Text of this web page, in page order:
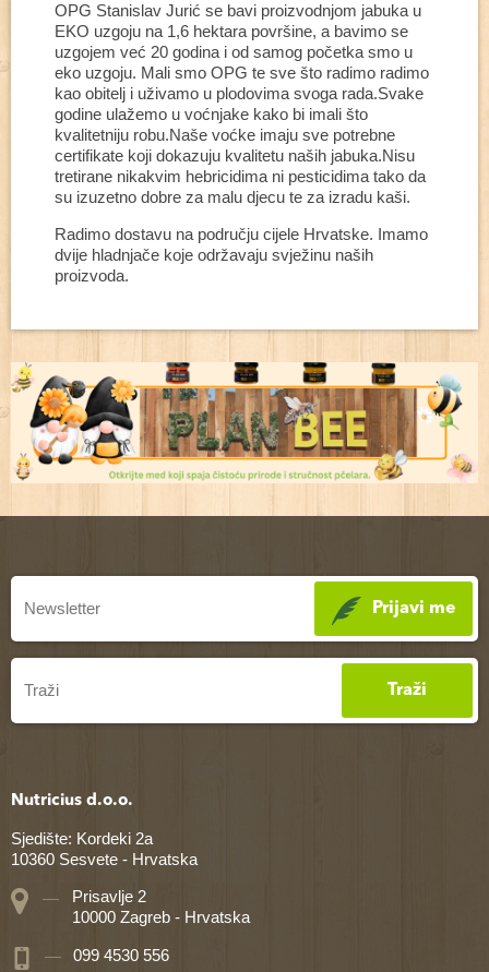
OPG Stanislav Jurić se bavi proizvodnjom jabuka u
EKO uzgoju na 1,6 hektara površine, a bavimo se
uzgojem već 20 godina i od samog početka smo u
eko uzgoju. Mali smo OPG te sve što radimo radimo
kao obitelj i uživamo u plodovima svoga rada.Svake
godine ulažemo u voćnjake kako bi imali što
kvalitetniju robu.Naše voćke imaju sve potrebne
certifikate koji dokazuju kvalitetu naših jabuka.Nisu
tretirane nikakvim hebricidima ni pesticidima tako da
su izuzetno dobre za malu djecu te za izradu kaši.
Radimo dostavu na području cijele Hrvatske. Imamo
dvije hladnjače koje održavaju svježinu naših
proizvoda.
Prijavi me
Traži
Nutricius d.o.o.
Sjedište: Kordeki 2a
10360 Sesvete - Hrvatska
Prisavlje 2
10000 Zagreb - Hrvatska
099 4530 556